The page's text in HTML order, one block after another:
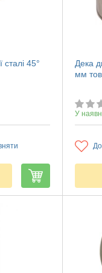
сталі 45°
Дека
мм
У